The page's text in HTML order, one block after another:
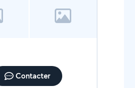
Contacter